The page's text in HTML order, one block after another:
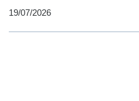
19/07/2026